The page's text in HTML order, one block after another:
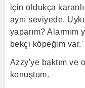
için oldukça
aynı seviyede.
yaparım? Alarmım
bekçi köpeğim var.'
Azzy'ye baktım ve
konuştum.